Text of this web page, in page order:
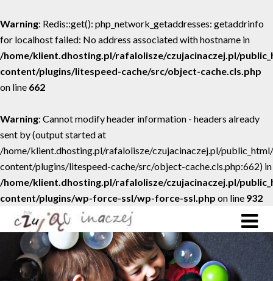
Warning: Redis::get(): php_network_getaddresses: getaddrinfo
for localhost failed: No address associated with hostname in
/home/klient.dhosting.pl/rafalolisze/czujacinaczej.pl/
content/plugins/litespeed-cache/src/object-cache.cls.php
on line 662
Warning: Cannot modify header information - headers already
sent by (output started at
/home/klient.dhosting.pl/rafalolisze/czujacinaczej.pl/
content/plugins/litespeed-cache/src/object-cache.cls.php:662) in
/home/klient.dhosting.pl/rafalolisze/czujacinaczej.pl/
content/plugins/wp-force-ssl/wp-force-ssl.php on line 932